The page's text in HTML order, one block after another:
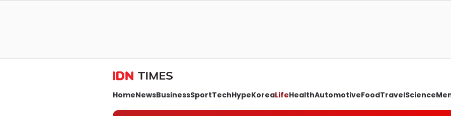
HomeNewsBusinessSportTechHypeKoreaLifeHealthAutomotiveFoodTravelScience